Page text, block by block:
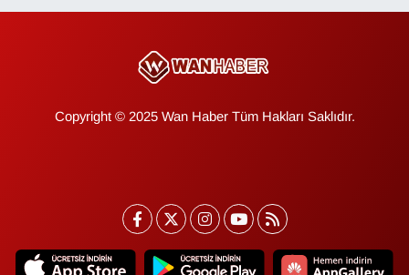
Copyright © 2025 Wan Haber Tüm Hakları Saklıdır.